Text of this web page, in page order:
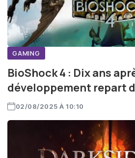
GAMING
BioShock 4 : Dix ans
développement repart
02/08/2025 À 10:10